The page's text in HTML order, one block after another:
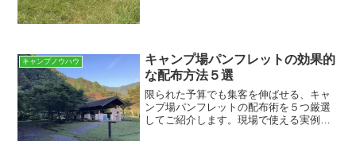
キャンプノウハウ
キャンプ場パンフレットの効果的
な配布方法５選
限られた予算でも集客を伸ばせる、キャ
ンプ場パンフレットの配布術を５つ厳選
してご紹介します。現場で使える実例と